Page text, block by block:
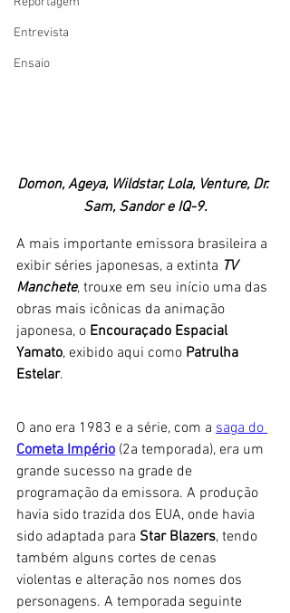
Entrevista
Ensaio
Domon, Ageya, Wildstar, Lola, Venture, Dr.
Sam, Sandor e IQ-9.
A mais importante emissora brasileira a
exibir séries japonesas, a extinta TV
Manchete, trouxe em seu início uma das
obras mais icônicas da animação
japonesa, o Encouraçado Espacial
Yamato, exibido aqui como Patrulha
Estelar.
O ano era 1983 e a série, com a saga do
Cometa Império (2a temporada), era um
grande sucesso na grade de
programação da emissora. A produção
havia sido trazida dos EUA, onde havia
sido adaptada para Star Blazers, tendo
também alguns cortes de cenas
violentas e alteração nos nomes dos
personagens. A temporada seguinte